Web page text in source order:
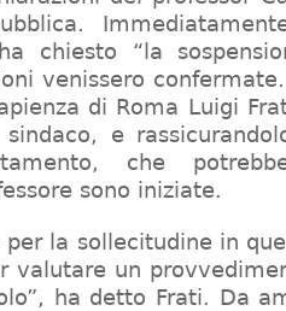
chiesto “la
venissero
di Roma Luigi
sindaco, e
che
sono iniziate.
per la sollecitudine in
valutare un
ha detto Frati. Da